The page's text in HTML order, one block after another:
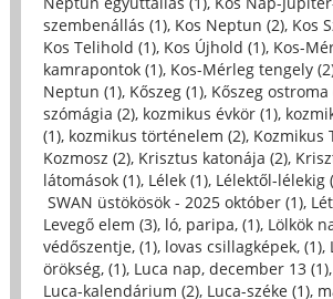
szembenállás (1), Kos Neptun (2), Kos
Kos Telihold (1), Kos Újhold (1), Kos-
kamrapontok (1), Kos-Mérleg tengely
Neptun (1), Kőszeg (1), Kőszeg ostroma
szómágia (2), kozmikus évkör (1),
(1), kozmikus történelem (2), Kozmikus
Kozmosz (2), Krisztus katonája (2),
látomások (1), Lélek (1), Lélektől-lélekig
SWAN üstökösök - 2025 október (1),
Levegő elem (3), ló, paripa, (1), Lölkök
védőszentje, (1), lovas csillagképek, (1),
örökség, (1), Luca nap, december 13 (1),
Luca-kalendárium (2), Luca-széke (1),